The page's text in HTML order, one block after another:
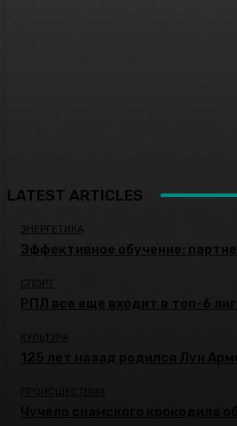
LATEST ARTICLES
ЭНЕРГЕТИКА
Эффективное обучение:
СПОРТ
РПЛ все еще входит в топ-6
КУЛЬТУРА
125 лет назад родился Луи